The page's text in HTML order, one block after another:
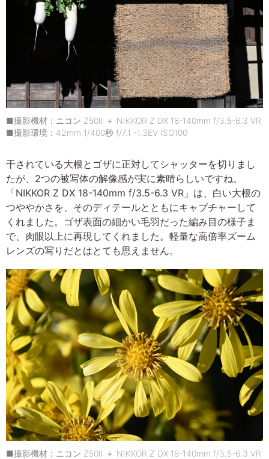
■撮影機材：ニコン Z50II ＋ NIKKOR Z DX 18-140mm f/3.5-6.3 VR
■撮影環境：42mm 1/400秒 f/7.1 -1.3EV ISO100
干されている大根とゴザに正対してシャッターを切りまし
たが、2つの被写体の解像感が実に素晴らしいですね。
「NIKKOR Z DX 18-140mm f/3.5-6.3 VR」は、白い大根の
つややかさを、そのディテールとともにキャプチャーして
くれました。ゴザ表面の細かい毛羽だった編み目の様子ま
で、肉眼以上に再現してくれました。軽量な高倍率ズーム
レンズの写りだとはとても思えません。
■撮影機材：ニコン Z50II ＋ NIKKOR Z DX 18-140mm f/3.5-6.3 VR